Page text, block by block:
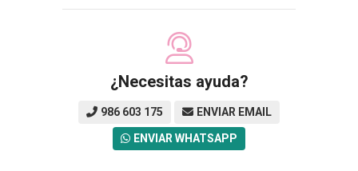
¿Necesitas ayuda?
986 603 175 ENVIAR EMAIL
ENVIAR WHATSAPP